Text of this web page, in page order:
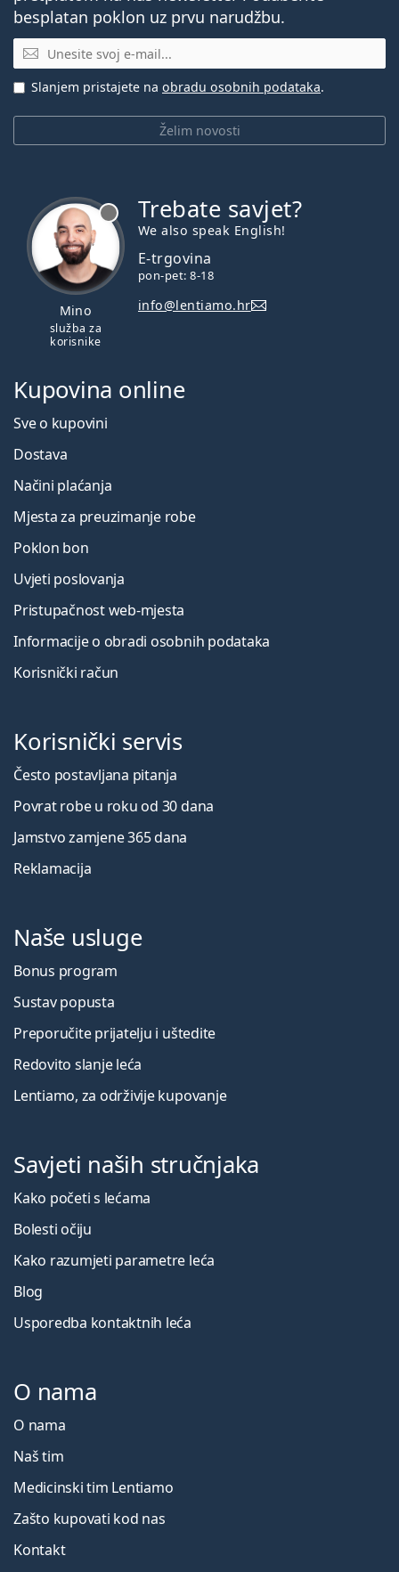
besplatan poklon uz prvu narudžbu.
E-mail
Želim novosti
Slanjem pristajete na obradu osobnih podataka.
Mino
služba za
korisnike
Trebate savjet?
We also speak English!
E-trgovina
pon-pet: 8-18
info@lentiamo.hr
Kupovina online
Sve o kupovini
Dostava
Načini plaćanja
Mjesta za preuzimanje robe
Poklon bon
Uvjeti poslovanja
Pristupačnost web-mjesta
Informacije o obradi osobnih podataka
Korisnički račun
Korisnički servis
Često postavljana pitanja
Povrat robe u roku od 30 dana
Jamstvo zamjene 365 dana
Reklamacija
Naše usluge
Bonus program
Sustav popusta
Preporučite prijatelju i uštedite
Redovito slanje leća
Lentiamo, za održivije kupovanje
Savjeti naših stručnjaka
Kako početi s lećama
Bolesti očiju
Kako razumjeti parametre leća
Blog
Usporedba kontaktnih leća
O nama
O nama
Naš tim
Medicinski tim Lentiamo
Zašto kupovati kod nas
Kontakt